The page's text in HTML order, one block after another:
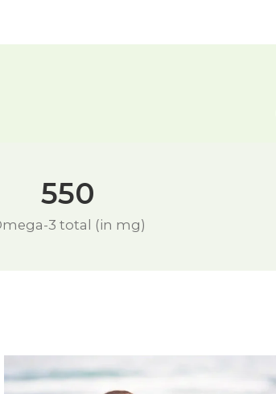
550
3 total (in mg)